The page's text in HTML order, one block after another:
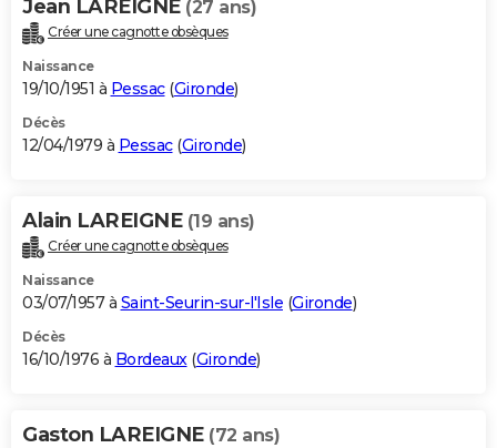
Jean LAREIGNE (27 ans)
Créer une cagnotte obsèques
Naissance
19/10/1951 à Pessac(Gironde)
Décès
12/04/1979 à Pessac(Gironde)
Alain LAREIGNE (19 ans)
Créer une cagnotte obsèques
Naissance
03/07/1957 à Saint-Seurin-sur-l'Isle (Gironde)
Décès
16/10/1976 à Bordeaux(Gironde)
Gaston LAREIGNE (72 ans)